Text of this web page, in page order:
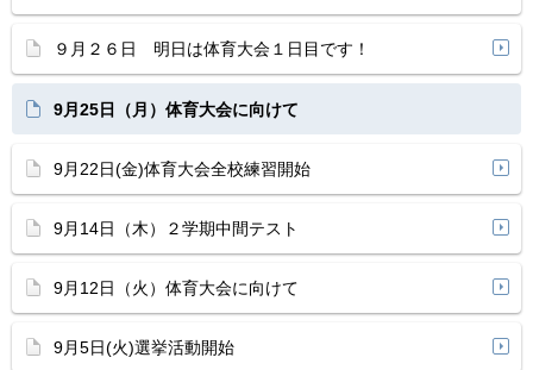
９月２６日 明日は体育大会１日目です！
9月25日（月）体育大会に向けて
9月22日(金)体育大会全校練習開始
9月14日（木）２学期中間テスト
9月12日（火）体育大会に向けて
9月5日(火)選挙活動開始